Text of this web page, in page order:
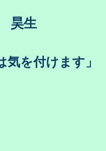
昊生
気を付けます」